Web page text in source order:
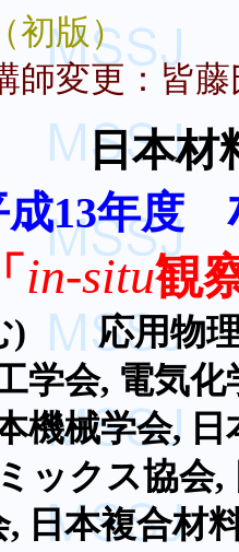
初版）
師変更：皆
日本材
成13年度
「 in-situ観
)
応用物
学会, 電気化
機械学会,
ックス協会,
, 日本複合材